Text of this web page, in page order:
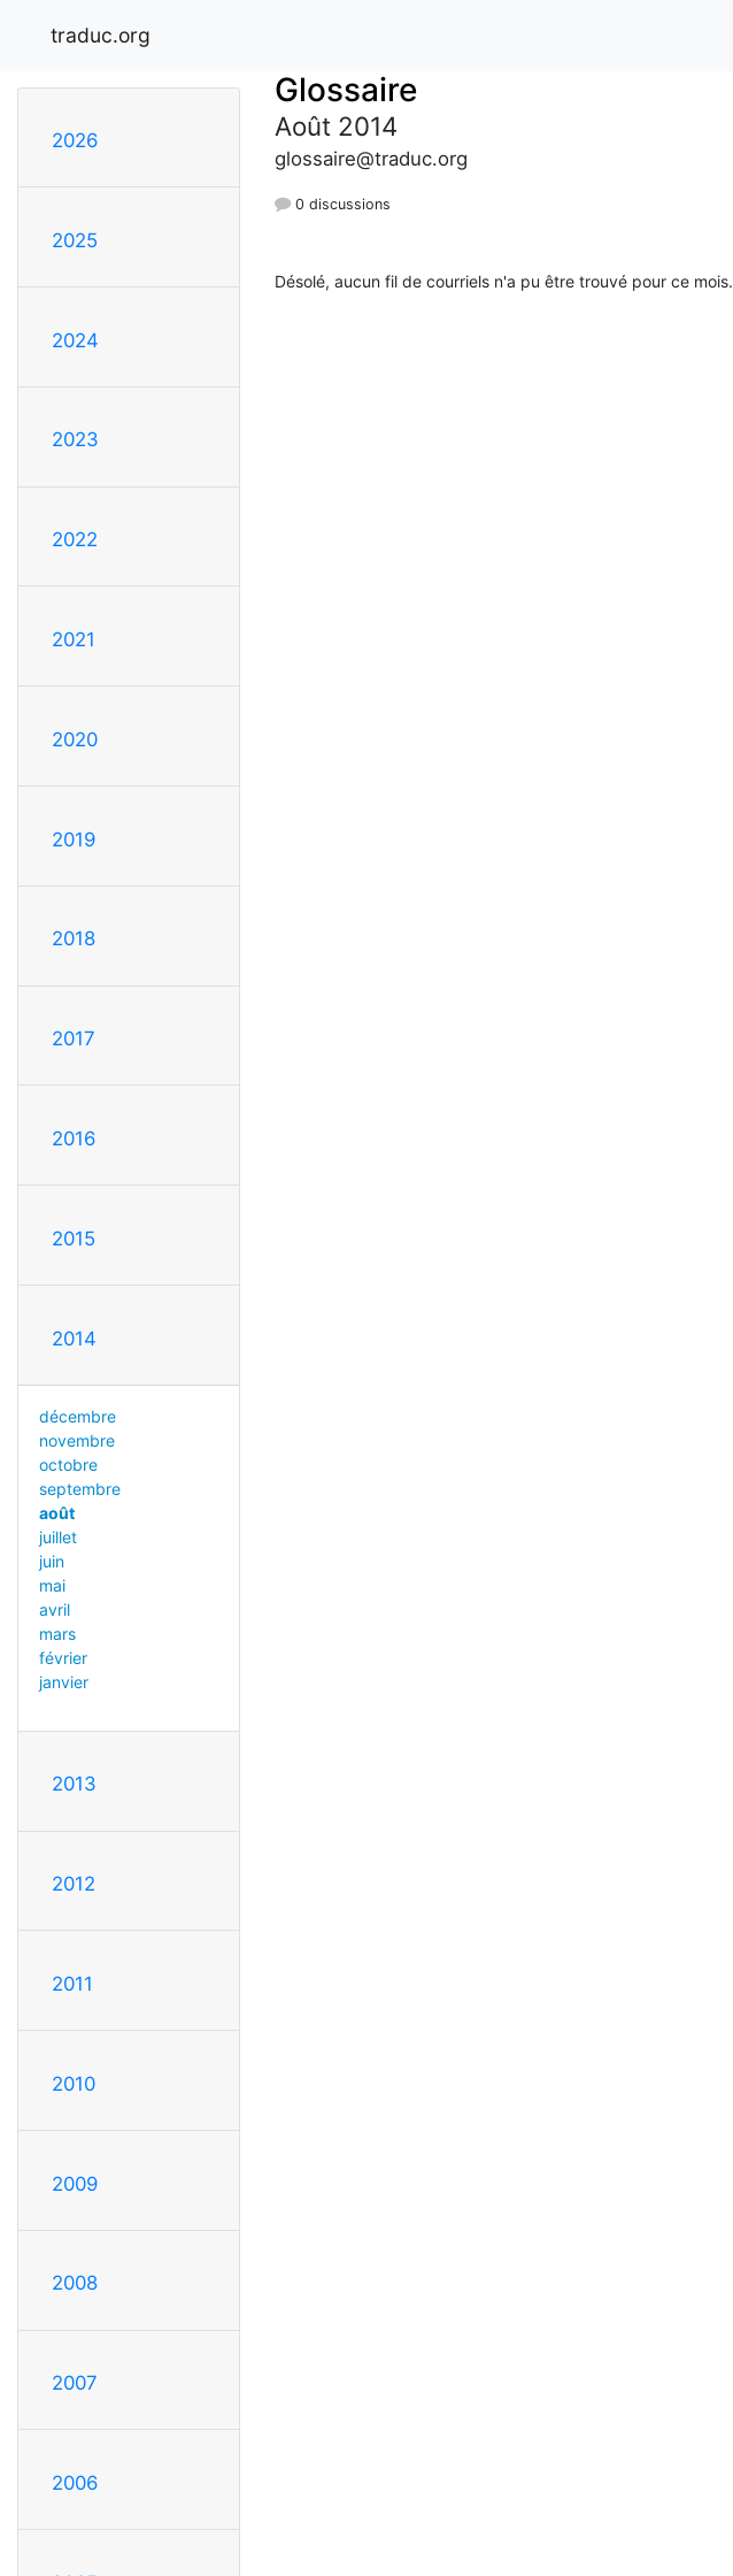
traduc.org
2026
2025
2024
2023
2022
2021
2020
2019
2018
2017
2016
2015
2014
décembre
novembre
octobre
septembre
août
juillet
juin
mai
avril
mars
février
janvier
2013
2012
2011
2010
2009
2008
2007
2006
Glossaire
Août 2014
glossaire@traduc.org
0 discussions
Désolé, aucun fil de courriels n'a pu être trouvé pour ce mois.